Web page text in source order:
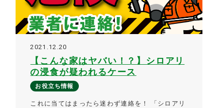
2021.12.20
【こんな家はヤバい！？】シロアリ
の浸食が疑われるケース
お役立ち情報
これに当てはまったら迷わず連絡を！ 「シロアリ